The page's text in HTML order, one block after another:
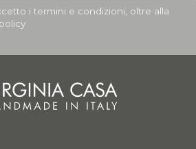
i termini e condizioni, oltre alla